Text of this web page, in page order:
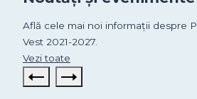
Află cele mai noi informații despre
Vest 2021-2027.
Vezi toate